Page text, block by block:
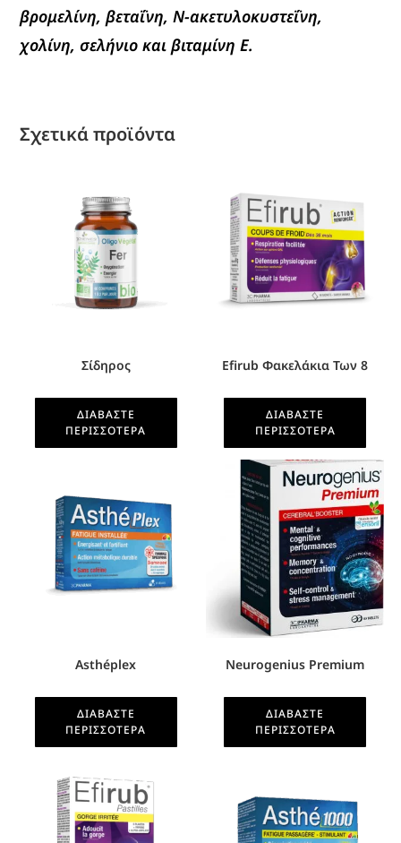
βρομελίνη, βεταΐνη, Ν-ακετυλοκυστεΐνη,
χολίνη, σελήνιο και βιταμίνη Ε.
Σχετικά προϊόντα
Σίδηρος
ΔΙΑΒΆΣΤΕ
ΠΕΡΙΣΣΌΤΕΡΑ
Efirub Φακελάκια Των 8
ΔΙΑΒΆΣΤΕ
ΠΕΡΙΣΣΌΤΕΡΑ
Asthéplex
ΔΙΑΒΆΣΤΕ
ΠΕΡΙΣΣΌΤΕΡΑ
Neurogenius Premium
ΔΙΑΒΆΣΤΕ
ΠΕΡΙΣΣΌΤΕΡΑ